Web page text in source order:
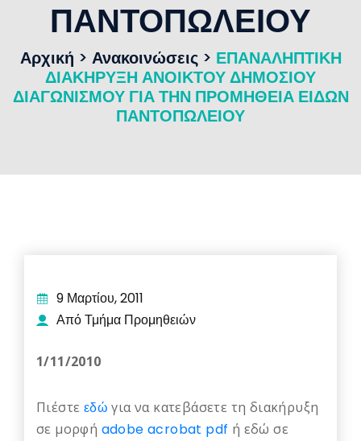
ΠΑΝΤΟΠΩΛΕΙΟΥ
Αρχική > Ανακοινώσεις> ΕΠΑΝΑΛΗΠΤΙΚΗ
ΔΙΑΚΗΡΥΞΗ ΑΝΟΙΚΤΟΥ ΔΗΜΟΣΙΟΥ
ΔΙΑΓΩΝΙΣΜΟΥ ΓΙΑ ΤΗΝ ΠΡΟΜΗΘΕΙΑ ΕΙΔΩΝ
ΠΑΝΤΟΠΩΛΕΙΟΥ
9 Μαρτίου, 2011
Από Τμήμα Προμηθειών
1/11/2010
Πιέστε εδώ για να κατεβάσετε τη διακήρυξη
σε μορφή adobe acrobat pdf ή εδώ σε